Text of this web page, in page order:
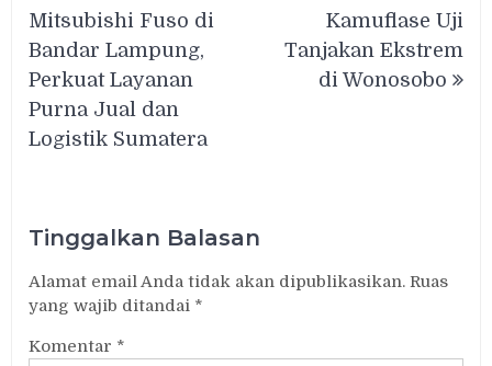
pos
Mitsubishi Fuso di
Bandar Lampung,
Perkuat Layanan
Purna Jual dan
Logistik Sumatera
Kamuflase Uji
Tanjakan Ekstrem
di Wonosobo
Tinggalkan Balasan
Alamat email Anda tidak akan dipublikasikan. Ruas
yang wajib ditandai *
Komentar *